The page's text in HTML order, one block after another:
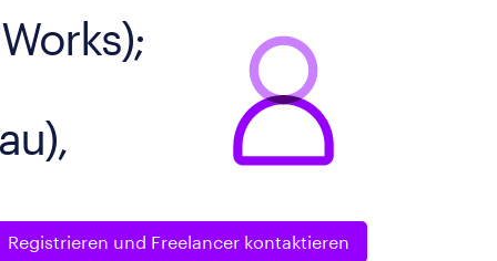
Registrieren und Freelancer kontaktieren